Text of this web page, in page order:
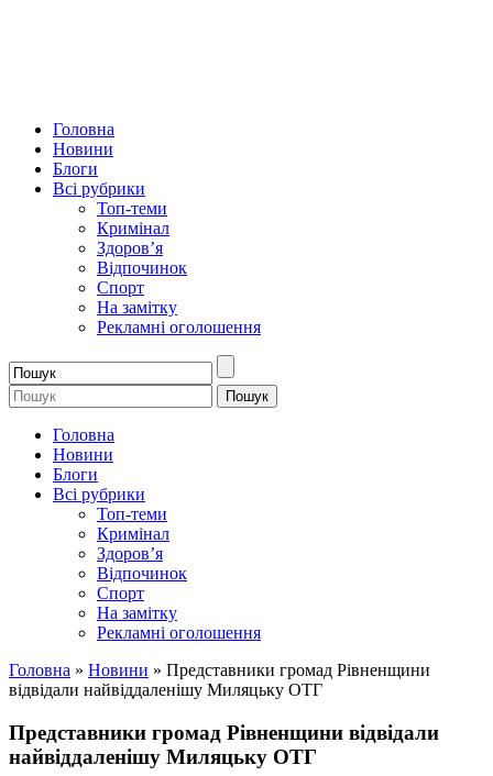
Головна
Новини
Блоги
Всі рубрики
Топ-теми
Кримінал
Здоров’я
Відпочинок
Спорт
На замітку
Рекламні оголошення
Головна
Новини
Блоги
Всі рубрики
Топ-теми
Кримінал
Здоров’я
Відпочинок
Спорт
На замітку
Рекламні оголошення
Головна » Новини » Представники громад Рівненщини
відвідали найвіддаленішу Миляцьку ОТГ
Представники громад Рівненщини відвідали
найвіддаленішу Миляцьку ОТГ